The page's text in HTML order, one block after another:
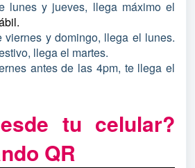
lunes y jueves, llega máximo el
viernes y domingo, llega el lunes.
llega el martes.
antes de las 4pm, te llega el
tu celular?
QR